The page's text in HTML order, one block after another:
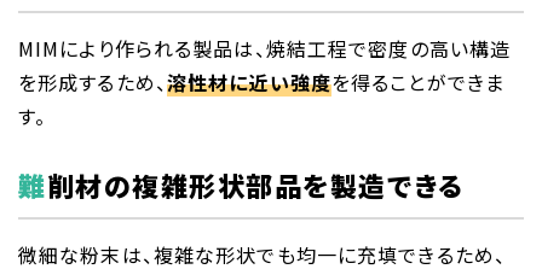
MIMにより作られる製品は、焼結工程で密度の高い構造
を形成するため、溶性材に近い強度を得ることができま
す。
難削材の複雑形状部品を製造できる
微細な粉末は、複雑な形状でも均一に充填できるため、